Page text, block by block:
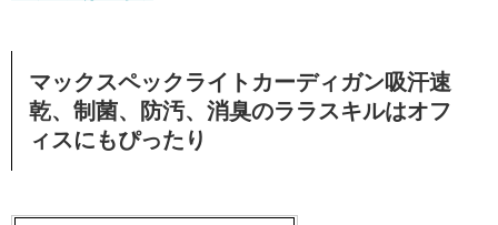
マックスペックライトカーディガン吸汗速
乾、制菌、防汚、消臭のララスキルはオフ
ィスにもぴったり